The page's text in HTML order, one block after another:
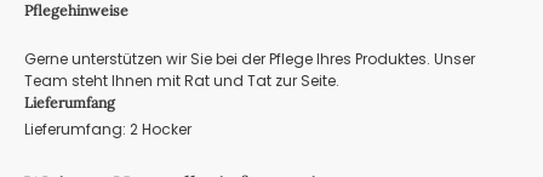
Pflegehinweise
Gerne unterstützen wir Sie bei der Pflege Ihres Produktes. Unser
Team steht Ihnen mit Rat und Tat zur Seite.
Lieferumfang
Lieferumfang: 2 Hocker